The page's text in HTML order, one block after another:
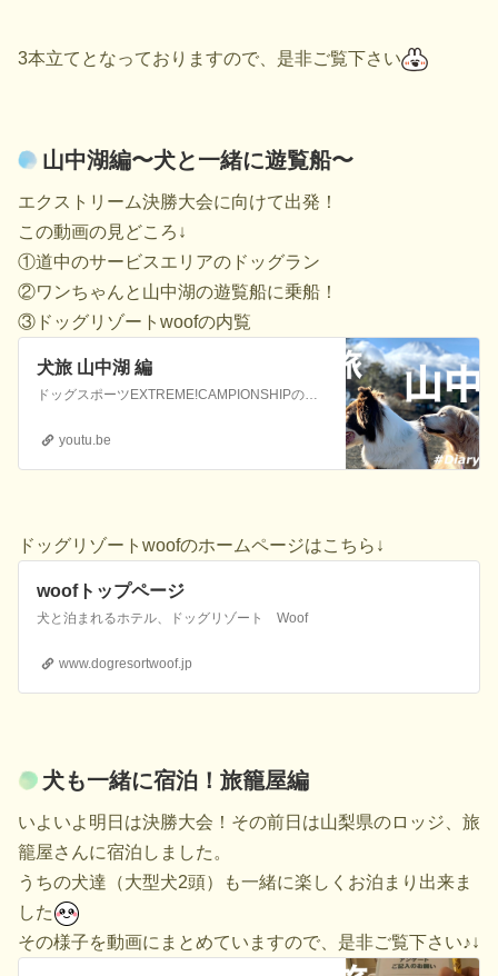
3本立てとなっておりますので、是非ご覧下さい
山中湖編〜犬と一緒に遊覧船〜
エクストリーム決勝大会に向けて出発！
この動画の見どころ↓
①道中のサービスエリアのドッグラン
②ワンちゃんと山中湖の遊覧船に乗船！
③ドッグリゾートwoofの内覧
犬旅 山中湖 編
youtu.be
ドッグリゾートwoofのホームページはこちら↓
woofトップページ
犬と泊まれるホテル、ドッグリゾート Woof
www.dogresortwoof.jp
犬も一緒に宿泊！旅籠屋編
いよいよ明日は決勝大会！その前日は山梨県のロッジ、旅
籠屋さんに宿泊しました。
うちの犬達（大型犬2頭）も一緒に楽しくお泊まり出来ま
した
その様子を動画にまとめていますので、是非ご覧下さい♪↓